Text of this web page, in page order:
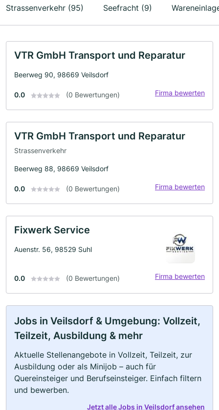
Strassenverkehr (95) Seefracht (9)
VTR GmbH Transport und Reparatur
Beerweg 90, 98669 Veilsdorf
0.0 (0 Bewertungen) Firma bewerten
VTR GmbH Transport und Reparatur
Strassenverkehr
Beerweg 88, 98669 Veilsdorf
0.0 (0 Bewertungen) Firma bewerten
Fixwerk Service
Auenstr. 56, 98529 Suhl
0.0 (0 Bewertungen) Firma bewerten
Jobs in Veilsdorf & Umgebung: Vollzeit,
Teilzeit, Ausbildung & mehr
Aktuelle Stellenangebote in Vollzeit, Teilzeit, zur
Ausbildung oder als Minijob – auch für
Quereinsteiger und Berufseinsteiger. Einfach filtern
und bewerben.
Jetzt alle Jobs in Veilsdorf ansehen